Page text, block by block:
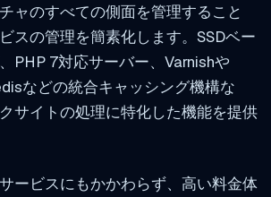
ャのすべての側面を管理すること
スの管理を簡素化します。SSDベー
PHP 7対応サーバー、Varnishや
などの統合キャッシング機構な
サイトの処理に特化した機能を提供
ービスにもかかわらず、高い料金体